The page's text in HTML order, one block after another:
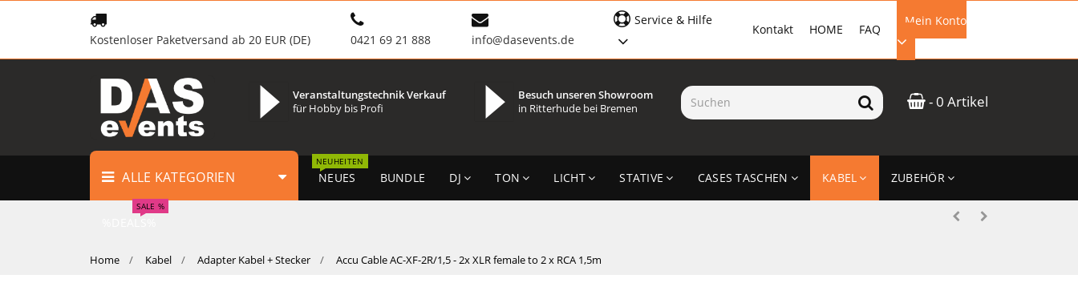
Kostenloser Paketversand ab 20 EUR (DE) 0421 69 21 888 info@dasevents.de
Mein Konto
EMAIL-ADRESSE
ANMELDEN
FAQ
HOME
Kontakt
Service & Hilfe
- 0 Artikel
Veranstaltungstechnik Verkauf
für Hobby bis Profi
Besuch unseren Showroom
in Ritterhude bei Bremen
ALLE KATEGORIEN NEUES
NEUHEITEN
BUNDLE DJ TON LICHT STATIVE CASES TASCHEN KABEL ZUBEHÖR
SALE %
Home Kabel Adapter Kabel + Stecker Accu Cable AC-XF-2R/1,5 - 2x XLR female to 2 x RCA 1,5m